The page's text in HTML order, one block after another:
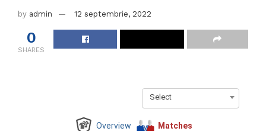
by admin 12 septembrie, 2022
0
SHARES
Select
Overview Matches